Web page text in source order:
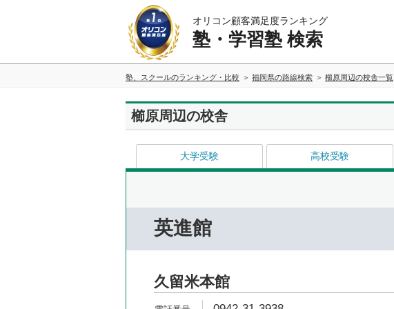
オリコン顧客満足度ランキング
塾・学習塾 検索
塾、スクールのランキング・比較 福岡県の路線検索 櫛原周辺の校舎一覧
櫛原周辺の校舎
大学受験 高校受験
英進館
久留米本館